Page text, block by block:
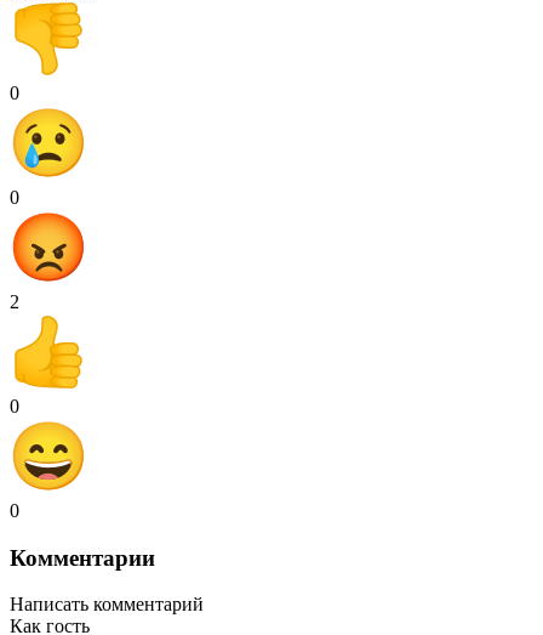
0
0
2
0
0
Комментарии
Написать комментарий
Как гость